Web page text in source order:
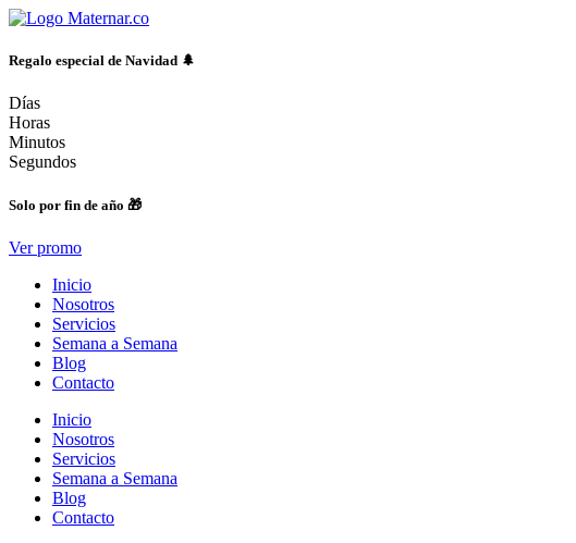
Ir
contenido
Regalo especial de Navidad 🌲
Días
Horas
Minutos
Segundos
Solo por fin de año 🎁
Ver promo
Inicio
Nosotros
Servicios
Semana a Semana
Blog
Contacto
Inicio
Nosotros
Servicios
Semana a Semana
Blog
Contacto